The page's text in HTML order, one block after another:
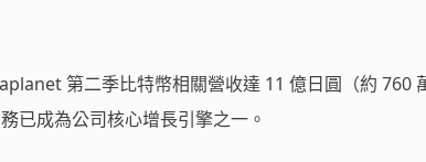
第二季比特幣相關營收達 11 億日圓（約 760
已成為公司核心增長引擎之一。